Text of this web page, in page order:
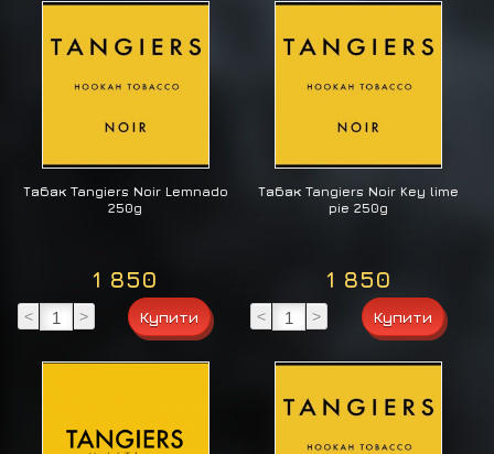
Табак Tangiers Noir Lemnado
250g
1 850
< >
Табак Tangiers Noir Key lime
pie 250g
1 850
< >